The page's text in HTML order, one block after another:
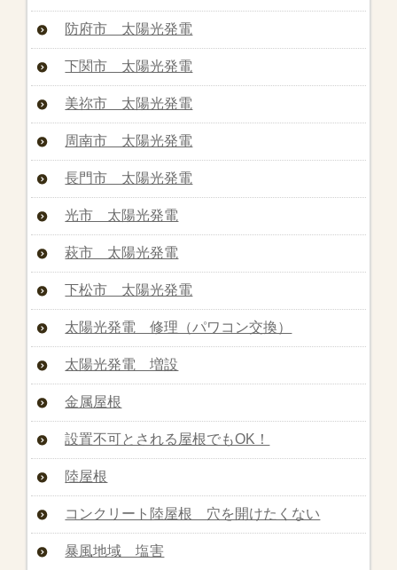
防府市 太陽光発電
下関市 太陽光発電
美祢市 太陽光発電
周南市 太陽光発電
長門市 太陽光発電
光市 太陽光発電
萩市 太陽光発電
下松市 太陽光発電
太陽光発電 修理（パワコン交換）
太陽光発電 増設
金属屋根
設置不可とされる屋根でもOK！
陸屋根
コンクリート陸屋根 穴を開けたくない
暴風地域 塩害